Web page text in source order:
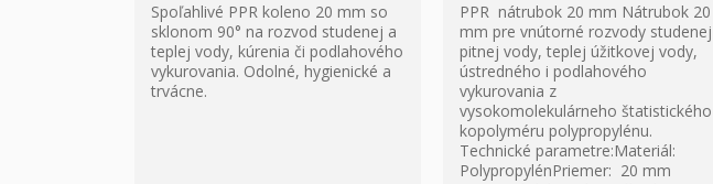
Spoľahlivé PPR koleno 20 mm so
sklonom 90° na rozvod studenej a
teplej vody, kúrenia či podlahového
vykurovania. Odolné, hygienické a
trvácne.
PPR nátrubok 20 mm Nátrubok 20
mm pre vnútorné rozvody studenej
pitnej vody, teplej úžitkovej vody,
ústredného i podlahového
vykurovania z
vysokomolekulárneho štatistického
kopolyméru polypropylénu.
Technické parametre:Materiál:
PolypropylénPriemer: 20 mm